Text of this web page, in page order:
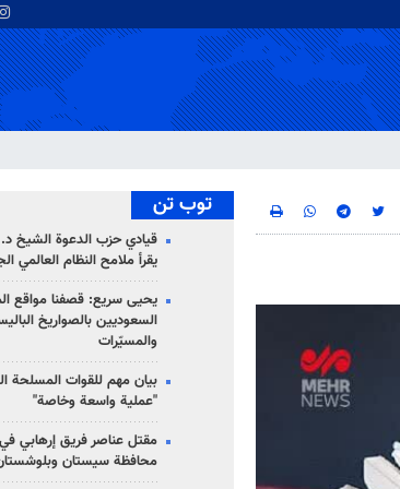
توب تن
قيادي حزب الدعوة الشيخ
يقرأ ملامح النظام العالمي
يحيى سريع: قصفنا مواقع
السعوديين بالصواريخ
والمسيّرات
بيان مهم للقوات المسلحة
"عملية واسعة وخاصة"
مقتل عناصر فريق إرهابي
محافظة سيستان